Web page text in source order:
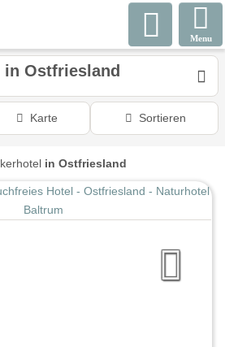
Menu
in Ostfriesland
Karte Sortieren
in Ostfriesland